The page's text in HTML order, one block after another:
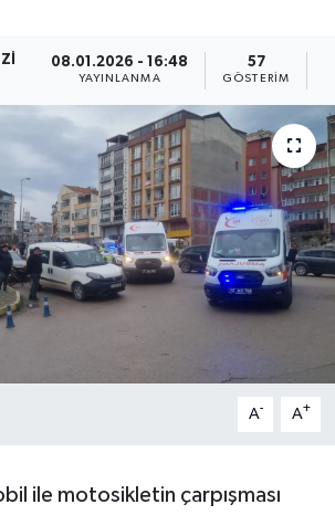
08.01.2026 - 16:48
YAYINLANMA
57
GÖSTERIM
A- A+
ile motosikletin çarpışması